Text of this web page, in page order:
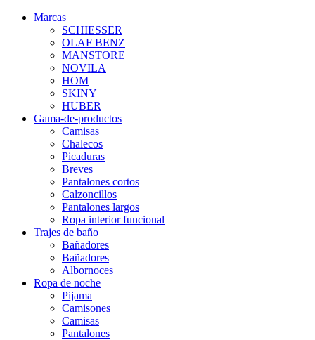
Marcas
SCHIESSER
OLAF BENZ
MANSTORE
NOVILA
HOM
SKINY
HUBER
Gama-de-productos
Camisas
Chalecos
Picaduras
Breves
Pantalones cortos
Calzoncillos
Pantalones largos
Ropa interior funcional
Trajes de baño
Bañadores
Bañadores
Albornoces
Ropa de noche
Pijama
Camisones
Camisas
Pantalones